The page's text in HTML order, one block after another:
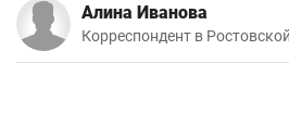
Алина Иванова
Корреспондент в